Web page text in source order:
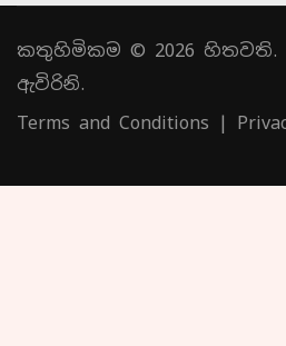
කතුහිමිකම © 2026
ඇවිරිනි.
Terms and Conditions |